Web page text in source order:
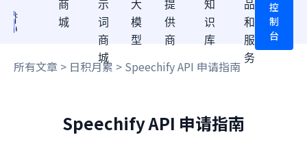
商
城
示
词
商
城
大
模
型
提
供
商
知
识
库
品
和
服
务
控
制
台
所有文章 > 日积月累 > Speechify API 申请指南
Speechify API 申请指南